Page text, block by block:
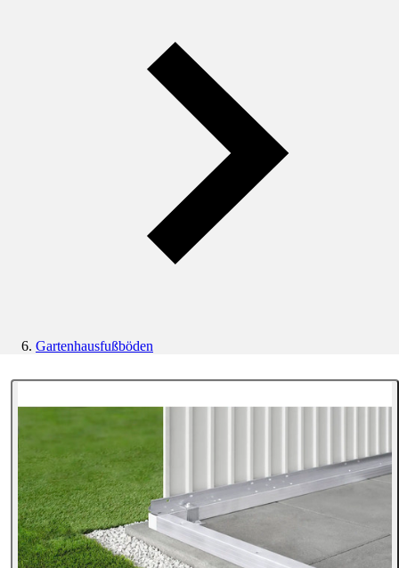
Gartenhausfußböden